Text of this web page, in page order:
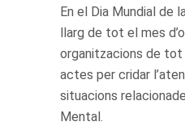
En el Dia Mundial de
llarg de tot el mes
organitzacions de
actes per cridar
situacions
Mental.